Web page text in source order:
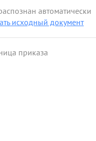
а в дальнейшем
с задачей по
автоматически
исходный документ
приказа